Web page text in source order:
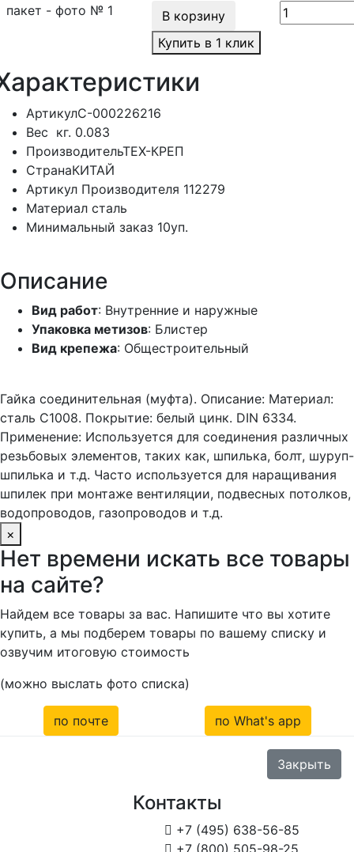
АртикулС-000226216
Вес кг. 0.083
ПроизводительТЕХ-КРЕП
СтранаКИТАЙ
Артикул Производителя 112279
Материал сталь
Минимальный заказ 10уп.
В корзину
Купить в 1 клик
Описание
Вид работ: Внутренние и наружные
Упаковка метизов: Блистер
Вид крепежа: Общестроительный
Гайка соединительная (муфта). Описание: Материал:
сталь С1008. Покрытие: белый цинк. DIN 6334.
Применение: Используется для соединения различных
резьбовых элементов, таких как, шпилька, болт, шуруп-
шпилька и т.д. Часто используется для наращивания
шпилек при монтаже вентиляции, подвесных потолков,
водопроводов, газопроводов и т.д.
×
Нет времени искать все товары
на сайте?
Найдем все товары за вас. Напишите что вы хотите
купить, а мы подберем товары по вашему списку и
озвучим итоговую стоимость
(можно выслать фото списка)
по почте по What's app
Закрыть
Контакты
 +7 (495) 638-56-85
 +7 (800) 505-98-25